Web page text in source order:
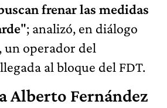
frenar las medidas
"; analizó, en diálogo
un operador del
al bloque del FDT.
Alberto Fernández